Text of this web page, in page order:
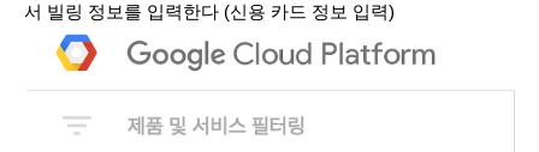
서 빌링 정보를 입력한다 (신용 카드 정보 입력)